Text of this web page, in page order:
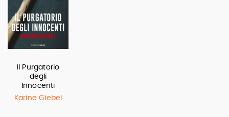
Il Purgatorio
degli
Innocenti
Karine Giebel